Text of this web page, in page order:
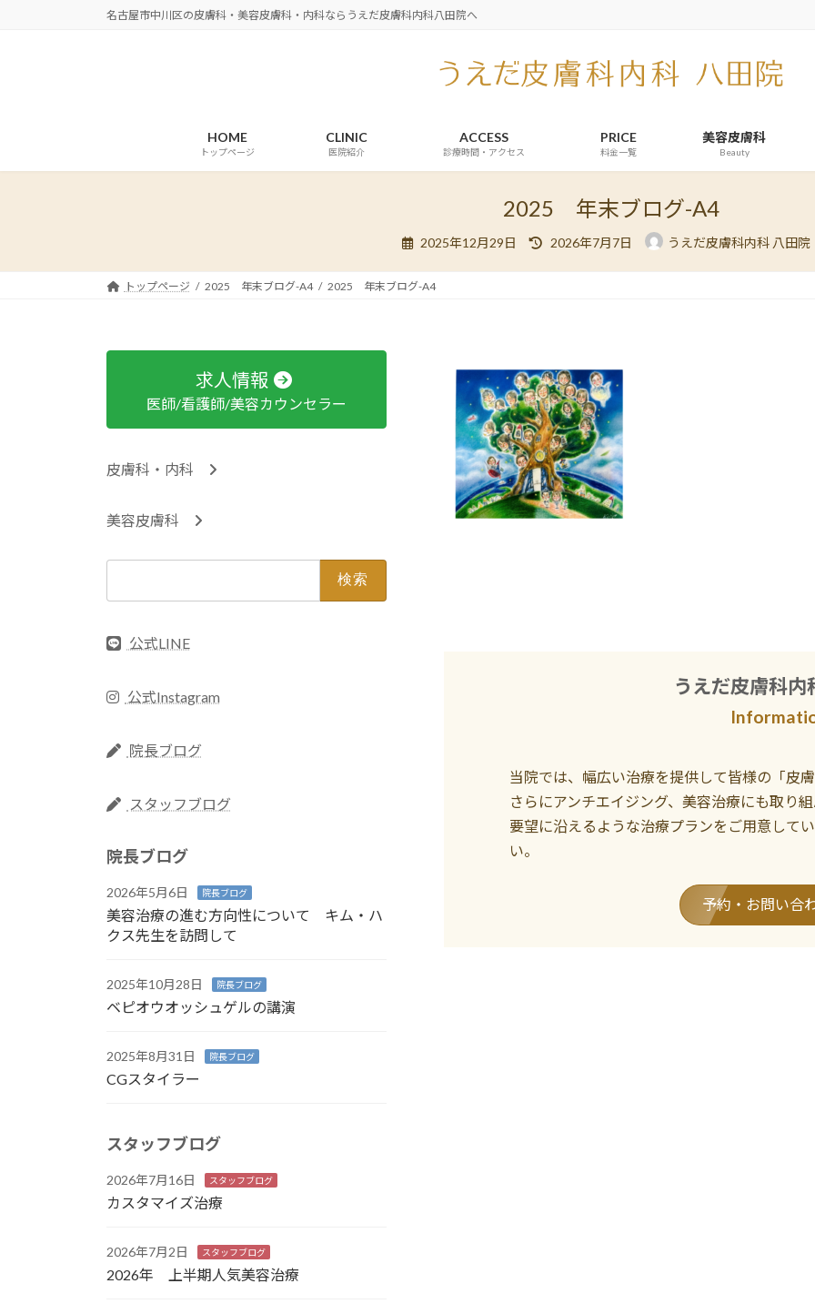
名古屋市中川区の皮膚科・美容皮膚科・内科ならうえだ皮膚科内科八田院へ
HOME
トップページ
CLINIC
医院紹介
ACCESS
診療時間・アクセス
PRICE
料金一覧
美容皮膚科
Beauty
2025 年末ブログ-A4
2025年12月29日
最
終
新
2026年7月7日 うえだ皮膚科内科 八田院
トップページ 2025 年末ブログ-A4 2025 年末ブログ-A4
うえだ皮膚科内
当院では、幅広い治療を提供して皆様の「皮
さらにアンチエイジング、美容治療にも取り
要望に沿えるような治療プランをご用意して
い。
予約・お問い合
求人情報
医師/看護師/美容カウンセラー
皮膚科・内科
美容皮膚科
公式LINE
公式Instagram
院長ブログ
スタッフブログ
院長ブログ
2026年5月6日 院長ブログ
美容治療の進む方向性について キム・ハ
クス先生を訪問して
2025年10月28日 院長ブログ
ベピオウオッシュゲルの講演
2025年8月31日 院長ブログ
CGスタイラー
スタッフブログ
2026年7月16日 スタッフブログ
カスタマイズ治療
2026年7月2日 スタッフブログ
2026年 上半期人気美容治療